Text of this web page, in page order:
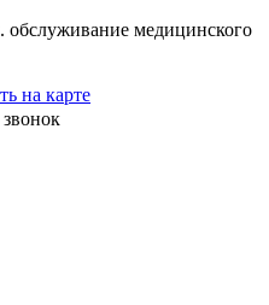
медицинского
на карте